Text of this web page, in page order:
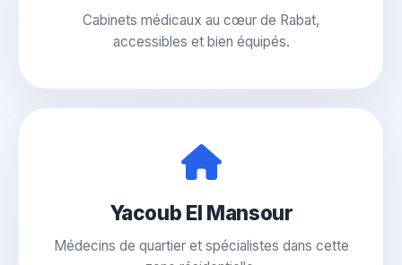
Cabinets médicaux au cœur de Rabat,
accessibles et bien équipés.
Yacoub El Mansour
Médecins de quartier et spécialistes dans cette